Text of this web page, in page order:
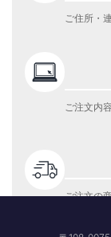
ご住所・
ご注文内
ご注文の